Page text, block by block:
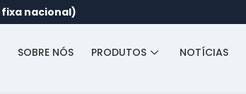
fixa nacional)
SOBRE NÓS PRODUTOS NOTÍCIAS